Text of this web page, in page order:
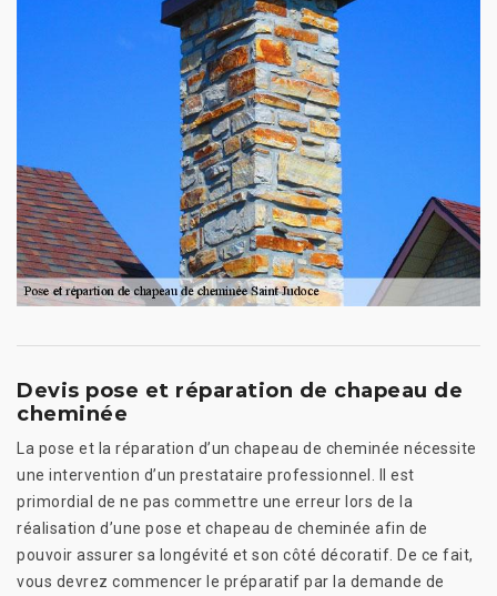
Devis pose et réparation de chapeau de
cheminée
La pose et la réparation d’un chapeau de cheminée nécessite
une intervention d’un prestataire professionnel. Il est
primordial de ne pas commettre une erreur lors de la
réalisation d’une pose et chapeau de cheminée afin de
pouvoir assurer sa longévité et son côté décoratif. De ce fait,
vous devrez commencer le préparatif par la demande de